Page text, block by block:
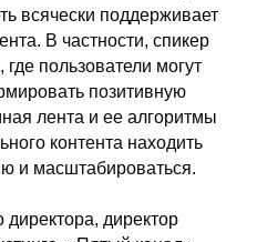
всячески поддерживает
В частности, спикер
пользователи могут
позитивную
лента и ее алгоритмы
контента находить
и масштабироваться.
директора, директор